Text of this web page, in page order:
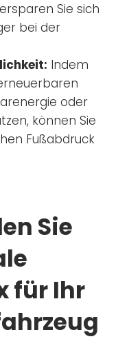
Sie sich
bei der
Indem
oder
können Sie
Fußabdruck
Sie
für Ihr